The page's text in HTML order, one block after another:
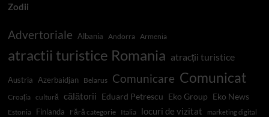
Zodii
Advertoriale Albania Andorra Armenia
atractii turistice Romania atracții turistice
Austria Azerbaidjan Belarus Comunicare Comunicat
Croația cultură călătorii Eduard Petrescu Eko Group Eko News
Estonia Finlanda Fără categorie Italia locuri de vizitat marketing digital